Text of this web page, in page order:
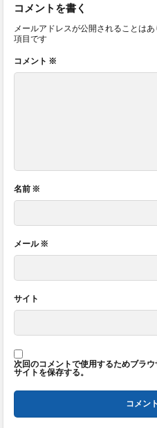
コメントを書く
メールアドレスが公開されることはあ
項目です
コメント ※
名前 ※
メール※
サイト
次回のコメントで使用するためブラ
サイトを保存する。